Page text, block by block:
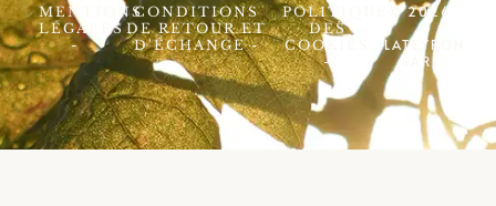
MENTIONS
LÉGALES
-
CONDITIONS
DE RETOUR ET
D'ÉCHANGE -
POLITIQUE
DES
COOKIES
-
© 2026
-
LATEYRON
SARL